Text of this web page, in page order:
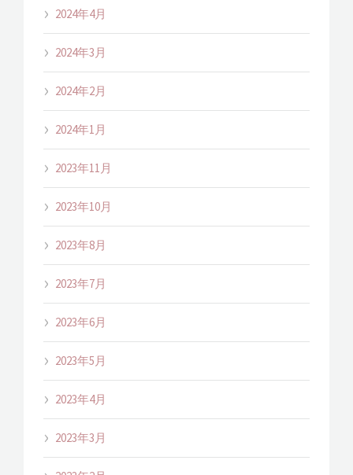
2024年4月
2024年3月
2024年2月
2024年1月
2023年11月
2023年10月
2023年8月
2023年7月
2023年6月
2023年5月
2023年4月
2023年3月